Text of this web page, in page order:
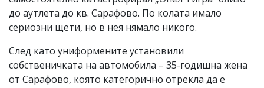
до аутлета до кв. Сарафово. По колата имало
сериозни щети, но в нея нямало никого.
След като униформените установили
собственичката на автомобила – 35-годишна жена
от Сарафово, която категорично отрекла да е